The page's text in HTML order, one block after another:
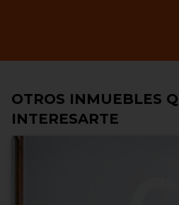
OTROS INMUEBLES
INTERESARTE